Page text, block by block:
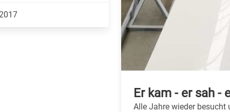
Er kam - er sah -
Alle Jahre wieder besucht